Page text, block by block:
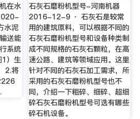
在水
水泥
送能
系统
1）生
2.将
石灰石磨粉机型号-河南机器
2016-12-9 · 石灰石是较常
用的建筑原料，可以根据不同的
石灰石磨粉机型号和设备种类制
成不同规格的石灰石颗粒，在高
速公路、建筑等领域应用。这里
针对不同的石灰石加工需求，所
采用的石灰石磨粉机型号也不
同，介绍一下粗碎、细碎、超细
碎石灰石磨粉机型号可选有哪些
碎石机设备。